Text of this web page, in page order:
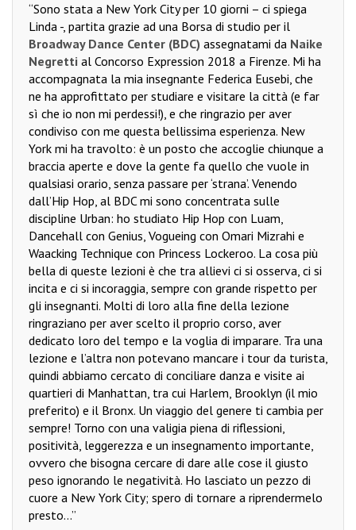
“Sono stata a New York City per 10 giorni – ci spiega
Linda -, partita grazie ad una Borsa di studio per il
Broadway Dance Center (BDC) assegnatami da Naike
Negretti al Concorso Expression 2018 a Firenze. Mi ha
accompagnata la mia insegnante Federica Eusebi, che
ne ha approfittato per studiare e visitare la città (e far
sì che io non mi perdessi!), e che ringrazio per aver
condiviso con me questa bellissima esperienza. New
York mi ha travolto: è un posto che accoglie chiunque a
braccia aperte e dove la gente fa quello che vuole in
qualsiasi orario, senza passare per ‘strana’. Venendo
dall’Hip Hop, al BDC mi sono concentrata sulle
discipline Urban: ho studiato Hip Hop con Luam,
Dancehall con Genius, Vogueing con Omari Mizrahi e
Waacking Technique con Princess Lockeroo. La cosa più
bella di queste lezioni è che tra allievi ci si osserva, ci si
incita e ci si incoraggia, sempre con grande rispetto per
gli insegnanti. Molti di loro alla fine della lezione
ringraziano per aver scelto il proprio corso, aver
dedicato loro del tempo e la voglia di imparare. Tra una
lezione e l’altra non potevano mancare i tour da turista,
quindi abbiamo cercato di conciliare danza e visite ai
quartieri di Manhattan, tra cui Harlem, Brooklyn (il mio
preferito) e il Bronx. Un viaggio del genere ti cambia per
sempre! Torno con una valigia piena di riflessioni,
positività, leggerezza e un insegnamento importante,
ovvero che bisogna cercare di dare alle cose il giusto
peso ignorando le negatività. Ho lasciato un pezzo di
cuore a New York City; spero di tornare a riprendermelo
presto...”